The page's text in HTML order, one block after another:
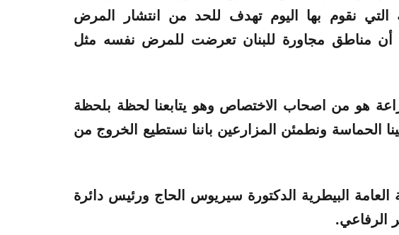
التي نقوم بها اليوم تهدف للحد من انتشار المرض
أن مناطق مجاورة للبنان تعرضت للمرض نفسه مثل
هو من اصحاب الاختصاص وهو يتابعنا لحظة بلحظة
الحماسة ونطمئن المزارعين باننا نستطيع الخروج من
البيطرية الدكتورة سيريوس الحاج ورئيس دائرة
الرفاعي.